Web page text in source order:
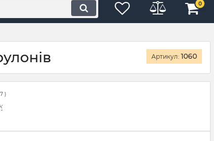
0
Артикул: 1060
)